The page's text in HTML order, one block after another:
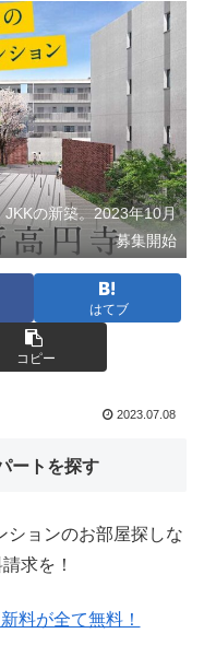
の新築。2023年10月
募集開始
はてブ
コピー
2023.07.08
ートを探す
ションのお部屋探しな
求を！
料が全て無料！